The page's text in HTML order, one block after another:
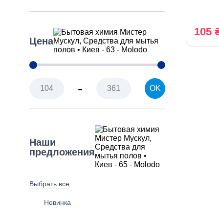
Цена
- OK
Наши
предложения
Выбрать все
Новинка
105